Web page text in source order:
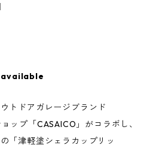
トドアガレージブランド
ップ「CASAICO」がコラボし、
「津軽塗シェラカップリッ